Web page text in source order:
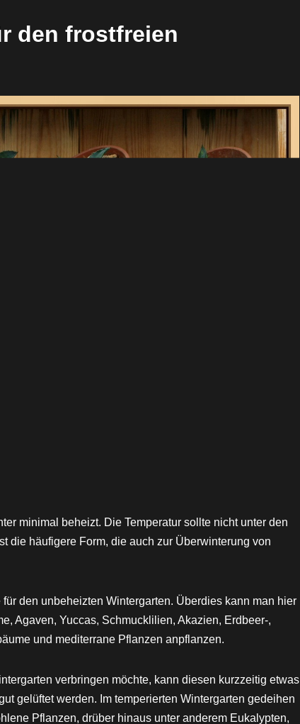
den frostfreien
minimal beheizt. Die Temperatur sollte nicht unter den
die häufigere Form, die auch zur Überwinterung von
den unbeheizten Wintergarten. Überdies kann man hier
Agaven, Yuccas, Schmucklilien, Akazien, Erdbeer-,
und mediterrane Pflanzen anpflanzen.
verbringen möchte, kann diesen kurzzeitig etwas
gelüftet werden. Im temperierten Wintergarten gedeihen
Pflanzen, drüber hinaus unter anderem Eukalypten,